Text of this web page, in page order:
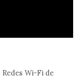
Wi-Fi de